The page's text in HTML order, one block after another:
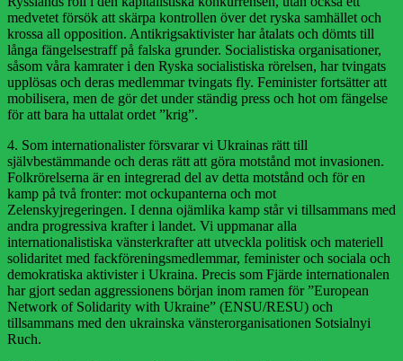
medvetet försök att skärpa kontrollen över det ryska samhället och
krossa all opposition. Antikrigsaktivister har åtalats och dömts till
långa fängelsestraff på falska grunder. Socialistiska organisationer,
såsom våra kamrater i den Ryska socialistiska rörelsen, har tvingats
upplösas och deras medlemmar tvingats fly. Feminister fortsätter att
mobilisera, men de gör det under ständig press och hot om fängelse
för att bara ha uttalat ordet ”krig”.
4. Som internationalister försvarar vi Ukrainas rätt till
självbestämmande och deras rätt att göra motstånd mot invasionen.
Folkrörelserna är en integrerad del av detta motstånd och för en
kamp på två fronter: mot ockupanterna och mot
Zelenskyjregeringen. I denna ojämlika kamp står vi tillsammans med
andra progressiva krafter i landet. Vi uppmanar alla
internationalistiska vänsterkrafter att utveckla politisk och materiell
solidaritet med fackföreningsmedlemmar, feminister och sociala och
demokratiska aktivister i Ukraina. Precis som Fjärde internationalen
har gjort sedan aggressionens början inom ramen för ”European
Network of Solidarity with Ukraine” (ENSU/RESU) och
tillsammans med den ukrainska vänsterorganisationen Sotsialnyi
Ruch.